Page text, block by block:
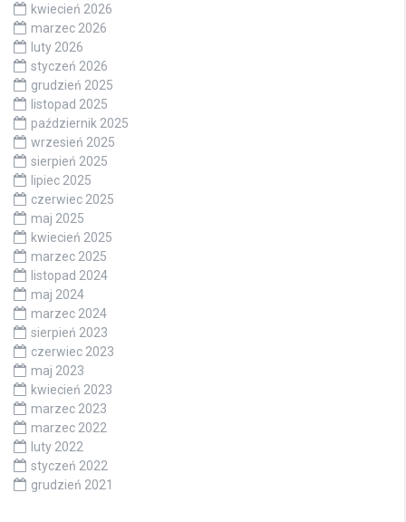
kwiecień 2026
marzec 2026
luty 2026
styczeń 2026
grudzień 2025
listopad 2025
październik 2025
wrzesień 2025
sierpień 2025
lipiec 2025
czerwiec 2025
maj 2025
kwiecień 2025
marzec 2025
listopad 2024
maj 2024
marzec 2024
sierpień 2023
czerwiec 2023
maj 2023
kwiecień 2023
marzec 2023
marzec 2022
luty 2022
styczeń 2022
grudzień 2021